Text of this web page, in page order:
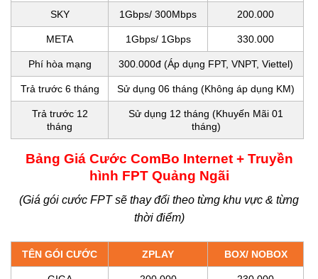
SKY 1Gbps/ 300Mbps 200.000
META 1Gbps/ 1Gbps 330.000
Phí hòa mạng 300.000đ (Áp dụng FPT, VNPT, Viettel)
Trả trước 6 tháng Sử dụng 06 tháng (Không áp dụng KM)
Trả trước 12
tháng
Sử dụng 12 tháng (Khuyến Mãi 01
tháng)
Bảng Giá Cước ComBo Internet + Truyền
hình FPT Quảng Ngãi
(Giá gói cước FPT sẽ thay đổi theo từng khu vực & từng
thời điểm)
TÊN GÓI CƯỚC ZPLAY BOX/ NOBOX